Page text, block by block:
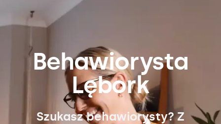
Behawiorysta
Lębork
Szukasz behawiorysty? Z